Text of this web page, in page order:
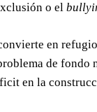
o el
en
de
en la